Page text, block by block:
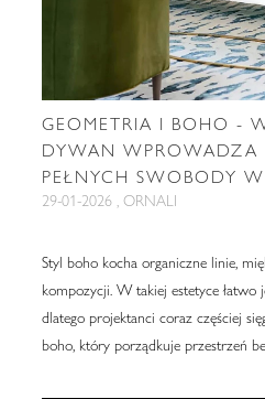
GEOMETRIA I BOHO -
DYWAN WPROWADZA
PEŁNYCH SWOBODY
29-01-2026 , ORNALI
Styl boho kocha organiczne linie,
kompozycji. W takiej estetyce łatwo
dlatego projektanci coraz częściej
boho, który porządkuje przestrzeń